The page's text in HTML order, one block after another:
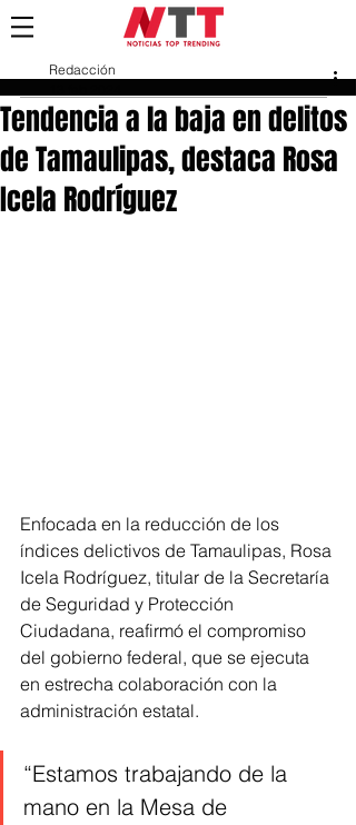
Tendencia a la baja en delitos
de Tamaulipas, destaca Rosa
Icela Rodríguez
Redacción
Enfocada en la reducción de los
índices delictivos de Tamaulipas, Rosa
Icela Rodríguez, titular de la Secretaría
de Seguridad y Protección
Ciudadana, reafirmó el compromiso
del gobierno federal, que se ejecuta
en estrecha colaboración con la
administración estatal.
“Estamos trabajando de la
mano en la Mesa de